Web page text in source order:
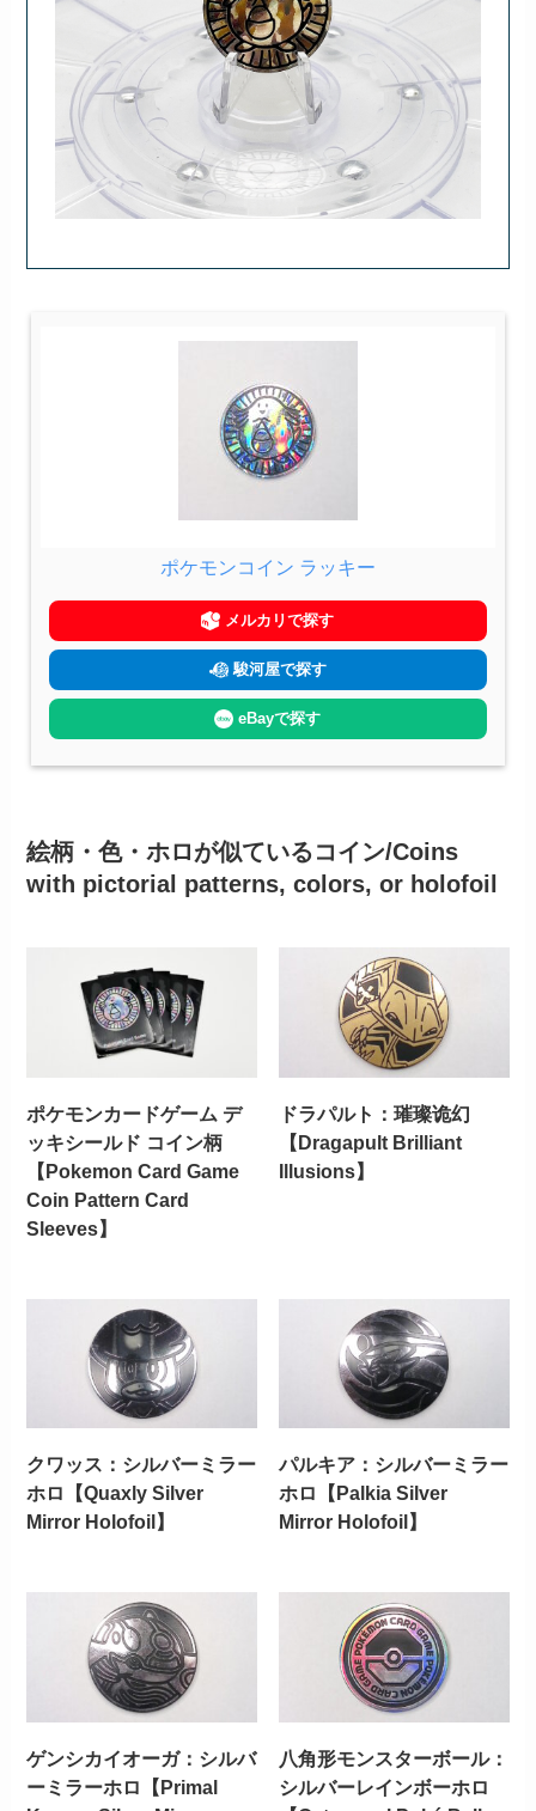
ポケモンコイン ラッキー
メルカリで探す
駿河屋で探す
eBayで探す
絵柄・色・ホロが似ているコイン/Coins
with pictorial patterns, colors, or holofoil
ポケモンカードゲーム デ
ッキシールド コイン柄
【Pokemon Card Game
Coin Pattern Card
Sleeves】
ドラパルト：璀璨诡幻
【Dragapult Brilliant
Illusions】
クワッス：シルバーミラー
ホロ【Quaxly Silver
Mirror Holofoil】
パルキア：シルバーミラー
ホロ【Palkia Silver
Mirror Holofoil】
ゲンシカイオーガ：シルバ
ーミラーホロ【Primal
八角形モンスターボール：
シルバーレインボーホロ